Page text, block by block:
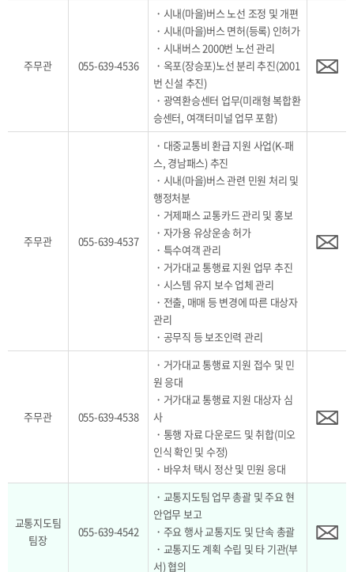
주무관 055-639-4536
・시내(마을)버스 노선 조정 및 개편
・시내(마을)버스 면허(등록) 인허가
・시내버스 2000번 노선 관리
・옥포(장승포)노선 분리 추진(2001
번 신설 추진)
・광역환승센터 업무(미래형 복합환
승센터, 여객터미널 업무 포함)
주무관 055-639-4537
・대중교통비 환급 지원 사업(K-패
스, 경남패스) 추진
・시내(마을)버스 관련 민원 처리 및
행정처분
・거제패스 교통카드 관리 및 홍보
・자가용 유상운송 허가
・특수여객 관리
・거가대교 통행료 지원 업무 추진
・시스템 유지 보수 업체 관리
・전출, 매매 등 변경에 따른 대상자
관리
・공무직 등 보조인력 관리
주무관 055-639-4538
・거가대교 통행료 지원 접수 및 민
원 응대
・거가대교 통행료 지원 대상자 심
사
・통행 자료 다운로드 및 취합(미오
인식 확인 및 수정)
・바우처 택시 정산 및 민원 응대
교통지도팀
팀장
055-639-4542
・교통지도팀 업무 총괄 및 주요 현
안업무 보고
・주요 행사 교통지도 및 단속 총괄
・교통지도 계획 수립 및 타 기관(부
서) 협의